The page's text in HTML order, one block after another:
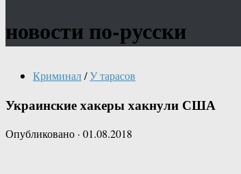
новости по-русски
Криминал/У тарасов
Украинские хакеры хакнули США
Опубликовано · 01.08.2018